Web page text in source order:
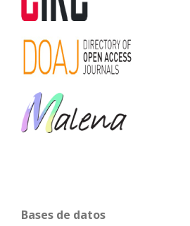
Bases de datos